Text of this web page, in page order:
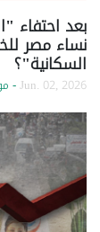
بعد
نساء مصر
السكانية"؟
Jun. 02, 2026
-